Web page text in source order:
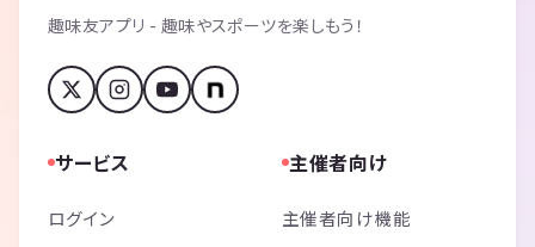
趣味友アプリ - 趣味やスポーツを楽しもう！
サービス
ログイン
主催者向け
主催者向け機能